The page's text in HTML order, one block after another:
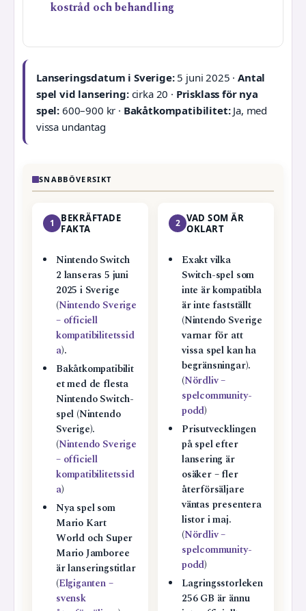
kostråd och behandling
Lanseringsdatum i Sverige:5 juni 2025 ·Antal
spel vid lansering:cirka 20 · Prisklass för nya
spel: 600–900 kr · Bakåtkompatibilitet:Ja, med
vissa undantag
SNABBÖVERSIKT
1
BEKRÄFTADE
FAKTA
Nintendo Switch
2 lanseras 5 juni
2025 i Sverige
(Nintendo Sverige
– officiell
kompatibilitetssid
a).
Bakåtkompatibilit
et med de flesta
Nintendo Switch-
spel (Nintendo
Sverige).
(Nintendo Sverige
– officiell
kompatibilitetssid
a)
Nya spel som
Mario Kart
World och Super
Mario Jamboree
är lanseringstitlar
(Elgiganten –
svensk
2 VAD SOM ÄR
OKLART
Exakt vilka
Switch-spel som
inte är kompatibla
är inte fastställt
(Nintendo Sverige
varnar för att
vissa spel kan ha
begränsningar).
(Nördliv –
spelcommunity-
podd)
Prisutvecklingen
på spel efter
lansering är
osäker – fler
återförsäljare
väntas presentera
listor i maj.
(Nördliv –
spelcommunity-
podd)
Lagringsstorleken
256 GB är ännu